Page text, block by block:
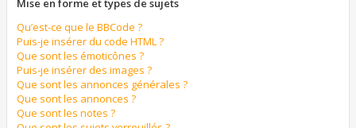
Mise en forme et types de sujets
Qu’est-ce que le BBCode ?
Puis-je insérer du code HTML ?
Que sont les émoticônes ?
Puis-je insérer des images ?
Que sont les annonces générales ?
Que sont les annonces ?
Que sont les notes ?